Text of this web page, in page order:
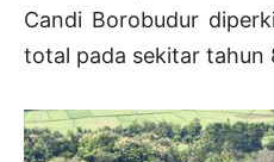
Candi Borobudur
total pada sekitar tahun